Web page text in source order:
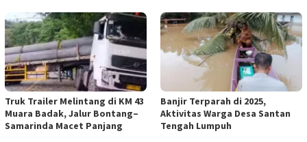
Truk Trailer Melintang di KM 43
Muara Badak, Jalur Bontang–
Samarinda Macet Panjang
Banjir Terparah di 2025,
Aktivitas Warga Desa Santan
Tengah Lumpuh